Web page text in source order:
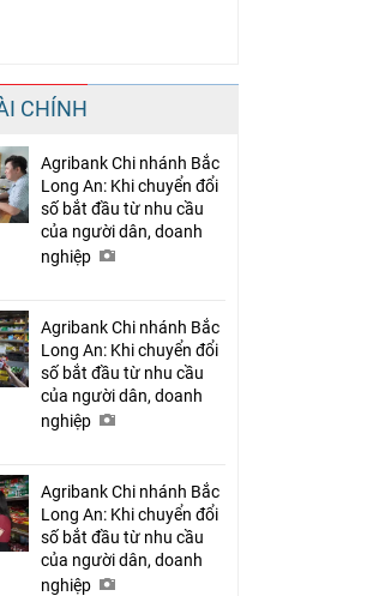
CHÍNH
Agribank Chi nhánh Bắc
Long An: Khi chuyển đổi
số bắt đầu từ nhu cầu
của người dân, doanh
nghiệp
Agribank Chi nhánh Bắc
Long An: Khi chuyển đổi
số bắt đầu từ nhu cầu
của người dân, doanh
nghiệp
Agribank Chi nhánh Bắc
Long An: Khi chuyển đổi
số bắt đầu từ nhu cầu
của người dân, doanh
nghiệp